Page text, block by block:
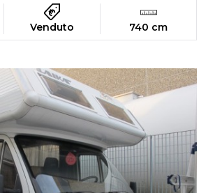
Venduto 740 cm